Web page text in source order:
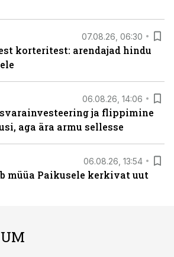
07.08.26, 06:30
korteritest: arendajad hindu
06.08.26, 14:06
ja flippimine
aga ära armu sellesse
06.08.26, 13:54
müüa Paikusele kerkivat uut